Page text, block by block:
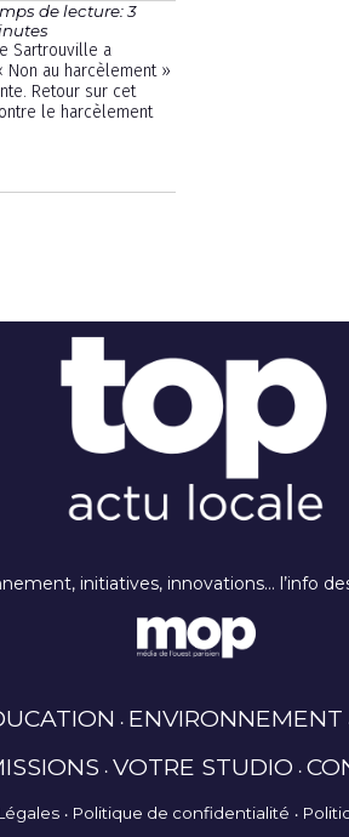
de lecture: 3
Sartrouville a
au harcèlement »
Retour sur cet
le harcèlement
initiatives, innovations… l’info
ENVIRONNEMENT
VOTRE STUDIO
Politique de confidentialité